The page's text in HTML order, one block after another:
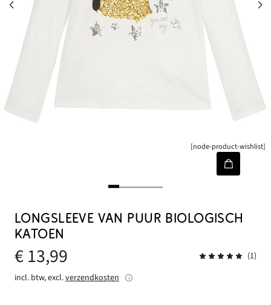
[node-product-wishlist]
LONGSLEEVE VAN PUUR BIOLOGISCH
KATOEN
€ 13,99
(1)
incl. btw, excl.verzendkosten